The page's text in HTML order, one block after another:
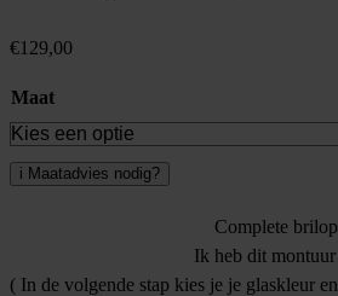
€129,00
Maat
i Maatadvies nodig?
Complete bril
Ik heb dit montuur
( In de volgende stap kies je je glaskleur